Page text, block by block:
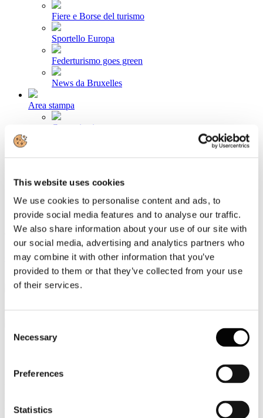
This website uses cookies
We use cookies to personalise content and ads, to
provide social media features and to analyse our traffic.
We also share information about your use of our site with
our social media, advertising and analytics partners who
may combine it with other information that you’ve
provided to them or that they’ve collected from your use
of their services.
Selection
Necessary
Preferences
Statistics
Fiere e Borse del turismo
Sportello Europa
Federturismo goes green
News da Bruxelles
Area stampa
Comunicati stampa
Contatti
Email segreteria@federturismo.it
Come aderire
Login
Circolare Prot. n. C/14 - Webinar
Ministero del Turismo Incentivo "Staff
House – Titolo II” (5 marzo 2026 ore